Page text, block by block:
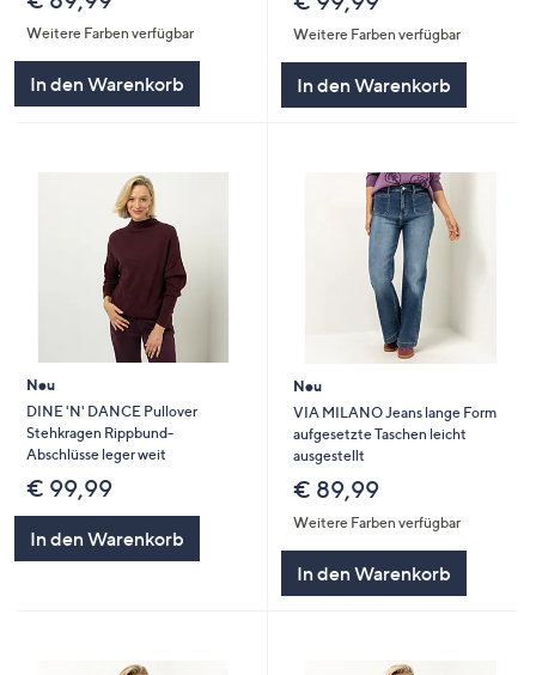
Weitere Farben verfügbar
In den Warenkorb
Weitere Farben verfügbar
In den Warenkorb
Neu
DINE 'N' DANCE Pullover
Stehkragen Rippbund-
Abschlüsse leger weit
€ 99,99
In den Warenkorb
Neu
VIA MILANO Jeans lange Form
aufgesetzte Taschen leicht
ausgestellt
€ 89,99
Weitere Farben verfügbar
In den Warenkorb